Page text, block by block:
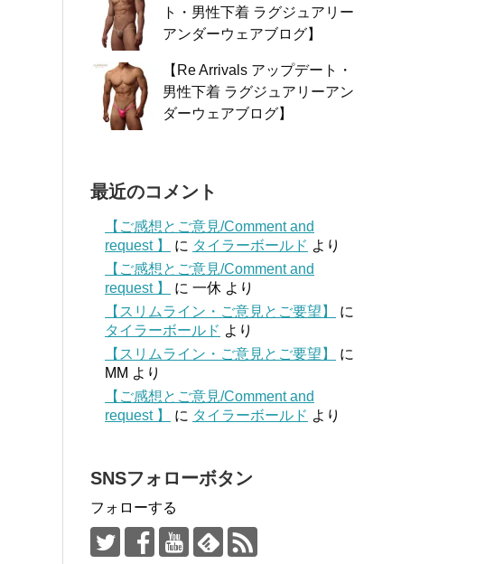
ト・男性下着 ラグジュアリー
アンダーウェアブログ】
【Re Arrivals アップデート・
男性下着 ラグジュアリーアン
ダーウェアブログ】
最近のコメント
【ご感想とご意見/Comment and
request 】
に タイラーボールド より
【ご感想とご意見/Comment and
request 】
に 一休 より
【スリムライン・ご意見とご要望】
に
タイラーボールド より
【スリムライン・ご意見とご要望】
に
MM より
【ご感想とご意見/Comment and
request 】
に タイラーボールド より
SNSフォローボタン
フォローする